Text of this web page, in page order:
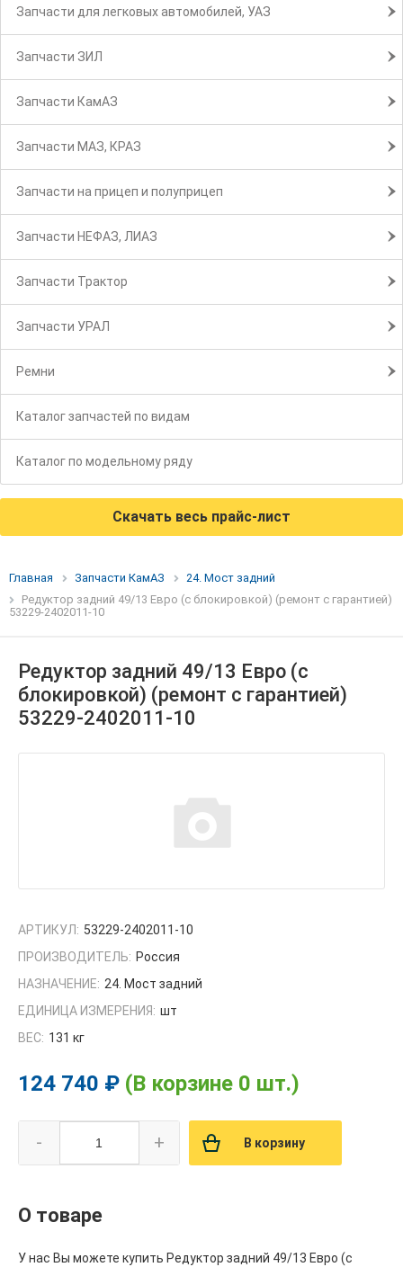
Запчасти для легковых автомобилей, УАЗ
Запчасти ЗИЛ
Запчасти КамАЗ
Запчасти МАЗ, КРАЗ
Запчасти на прицеп и полуприцеп
Запчасти НЕФАЗ, ЛИАЗ
Запчасти Трактор
Запчасти УРАЛ
Ремни
Каталог запчастей по видам
Каталог по модельному ряду
Скачать весь прайс-лист
Главная Запчасти КамАЗ
24. Мост задний
Редуктор задний 49/13 Евро (с блокировкой) (ремонт с гарантией)
53229-2402011-10
Редуктор задний 49/13 Евро (с
блокировкой) (ремонт с гарантией)
53229-2402011-10
АРТИКУЛ: 53229-2402011-10
ПРОИЗВОДИТЕЛЬ: Россия
НАЗНАЧЕНИЕ: 24. Мост задний
ЕДИНИЦА ИЗМЕРЕНИЯ: шт
ВЕС: 131 кг
124 740 ₽ (В корзине 0 шт.)
- + В корзину
О товаре
У нас Вы можете купить Редуктор задний 49/13 Евро (с